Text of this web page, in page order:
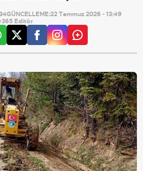
GÜNCELLEME:22 Temmuz 2026 - 13:49
Editör